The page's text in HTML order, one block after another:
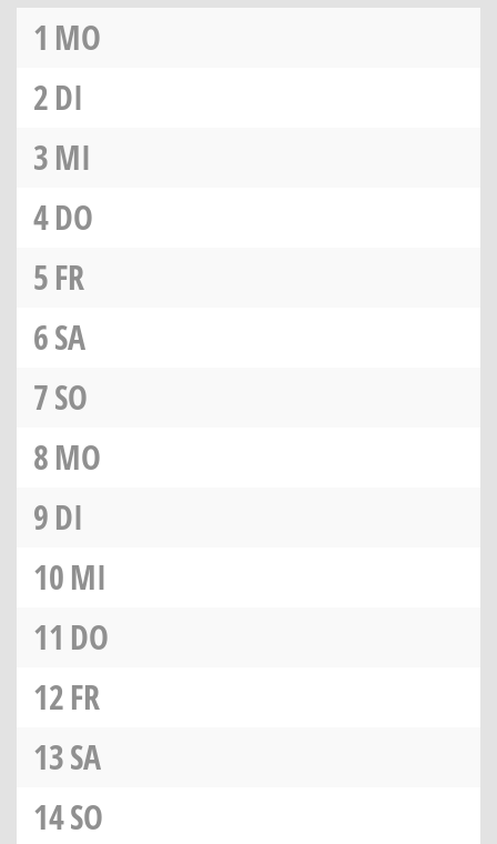
1 MO
2DI
3MI
4DO
5FR
6SA
7SO
8MO
9DI
10MI
11 DO
12FR
13SA
14SO